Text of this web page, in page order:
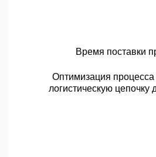
Время поставки
Оптимизация
логистическую